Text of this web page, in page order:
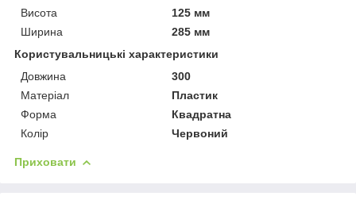
Висота
125 мм
Ширина
285 мм
Користувальницькі характеристики
Довжина
300
Матеріал
Пластик
Форма
Квадратна
Колір
Червоний
Приховати